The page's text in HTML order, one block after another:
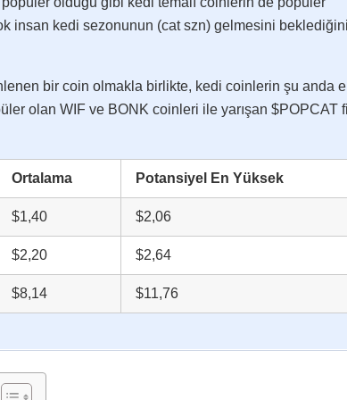
insan kedi sezonunun (cat szn) gelmesini beklediğini
bir coin olmakla birlikte, kedi coinlerin şu anda
olan WIF ve BONK coinleri ile yarışan $POPCAT
Ortalama Potansiyel En Yüksek
$1,40 $2,06
$2,20 $2,64
$8,14 $11,76